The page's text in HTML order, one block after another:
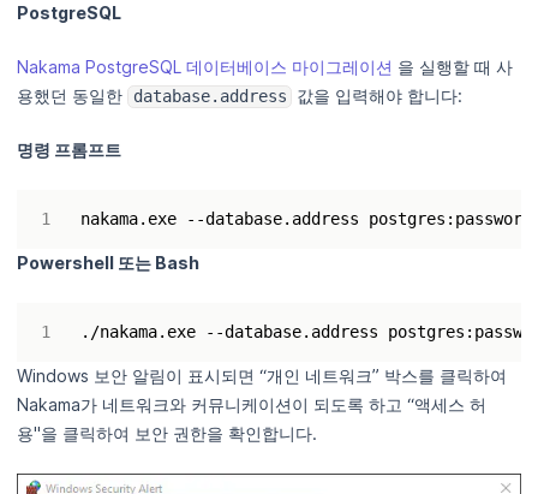
PostgreSQL
Nakama PostgreSQL 데이터베이스 마이그레이션 을 실행할 때 사
용했던 동일한
database.address 값을 입력해야 합니다:
명령 프롬프트
Powershell 또는 Bash
Windows 보안 알림이 표시되면 “개인 네트워크” 박스를 클릭하여
Nakama가 네트워크와 커뮤니케이션이 되도록 하고 “액세스 허
용"을 클릭하여 보안 권한을 확인합니다.